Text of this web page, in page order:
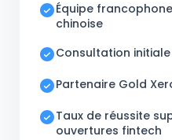
Équipe
chinoise
Consultation
Partenaire Gold
Taux de réussite
ouvertures fintech